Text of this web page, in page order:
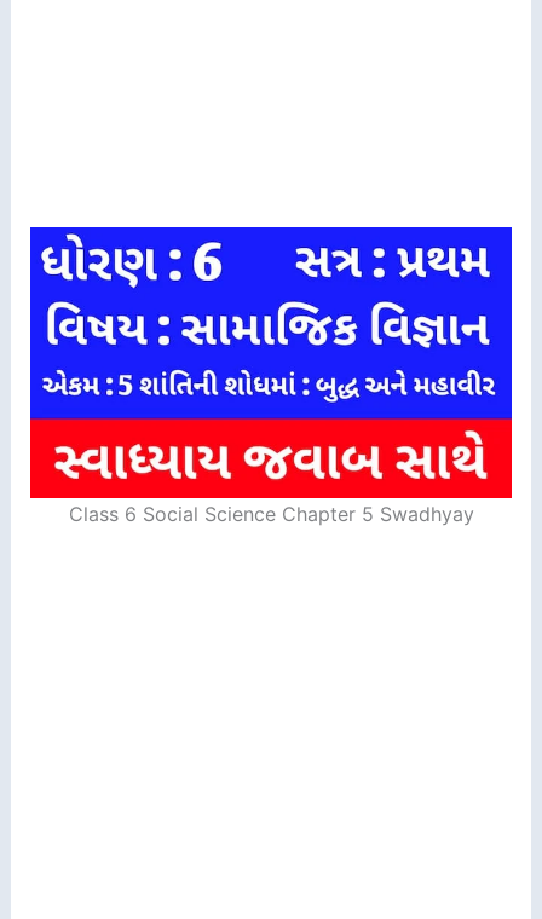
Class 6 Social Science Chapter 5 Swadhyay